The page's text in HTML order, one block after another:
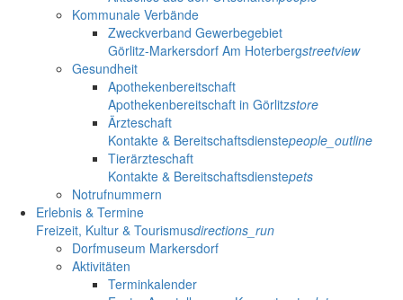
Kommunale Verbände
Zweckverband Gewerbegebiet
Görlitz-Markersdorf Am Hoterbergstreetview
Gesundheit
Apothekenbereitschaft
Apothekenbereitschaft in Görlitzstore
Ärzteschaft
Kontakte & Bereitschaftsdienstepeople_outline
Tierärzteschaft
Kontakte & Bereitschaftsdienstepets
Notrufnummern
Erlebnis & Termine
Freizeit, Kultur & Tourismusdirections_run
Dorfmuseum Markersdorf
Aktivitäten
Terminkalender